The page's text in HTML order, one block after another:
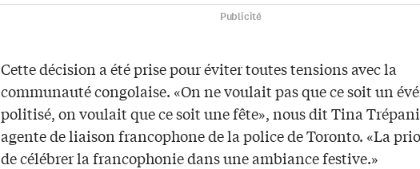
Publicité
Cette décision a été prise pour éviter toutes tensions avec la
communauté congolaise. «On ne voulait pas que ce soit un
politisé, on voulait que ce soit une fête», nous dit Tina
agente de liaison francophone de la police de Toronto. «La
de célébrer la francophonie dans une ambiance festive.»